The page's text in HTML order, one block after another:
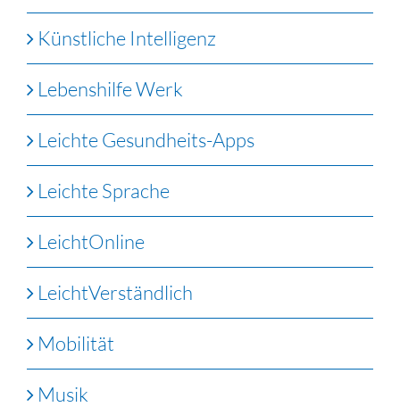
Künstliche Intelligenz
Lebenshilfe Werk
Leichte Gesundheits-Apps
Leichte Sprache
LeichtOnline
LeichtVerständlich
Mobilität
Musik